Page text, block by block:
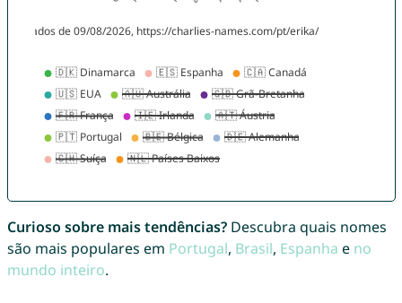
Curioso sobre mais tendências?Descubra quais nomes
são mais populares em Portugal, Brasil, Espanha e no
mundo inteiro.